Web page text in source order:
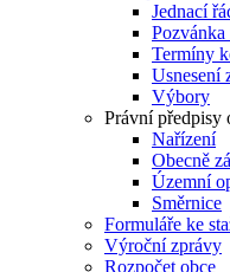
Jednací
Termíny
Usnesení
Výbory
Právní předpisy
Nařízení
Obecně
Územní
Směrnice
Formuláře ke
Výroční zprávy
Rozpočet obce